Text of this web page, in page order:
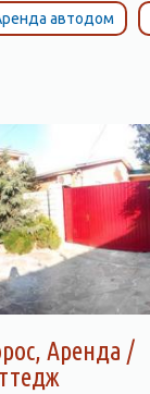
автодом
Аренда /